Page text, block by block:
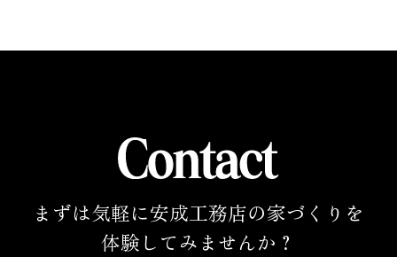
まずは気軽に安成工務店の家づくりを
体験してみませんか？